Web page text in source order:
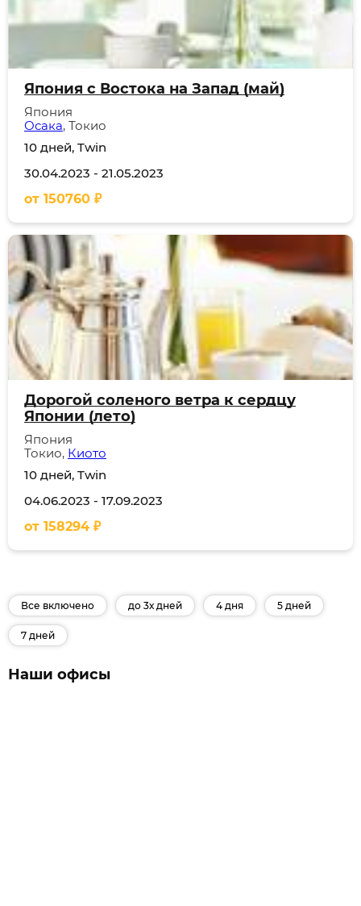
Япония с Востока на Запад (май)
Япония
Осака, Токио
10 дней, Twin
30.04.2023 - 21.05.2023
от 150760 ₽
Дорогой соленого ветра к сердцу
Японии (лето)
Япония
Токио, Киото
10 дней, Twin
04.06.2023 - 17.09.2023
от 158294 ₽
Все включено до 3х дней 4 дня 5 дней
7 дней
Наши офисы